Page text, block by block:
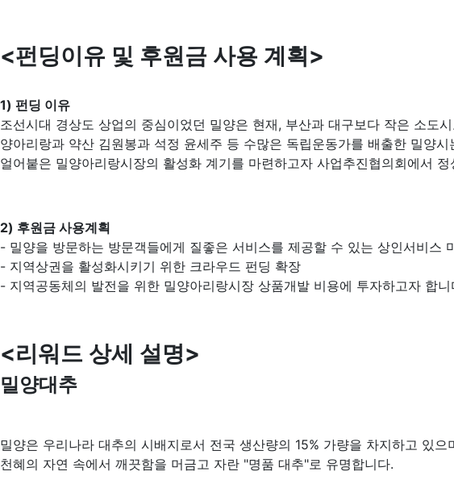
<펀딩이유 및 후원금 사용 계획>
1) 펀딩 이유
조선시대 경상도 상업의 중심이었던 밀양은 현재, 부산과 대구보다 작은 소도
양아리랑과 약산 김원봉과 석정 윤세주 등 수많은 독립운동가를 배출한 밀양
얼어붙은 밀양아리랑시장의 활성화 계기를 마련하고자 사업추진협의회에서
2) 후원금 사용계획
- 밀양을 방문하는 방문객들에게 질좋은 서비스를 제공할 수 있는 상인서비스
- 지역상권을 활성화시키기 위한 크라우드 펀딩 확장
- 지역공동체의 발전을 위한 밀양아리랑시장 상품개발 비용에 투자하고자 합니
<리워드 상세 설명>
밀양대추
밀양은 우리나라 대추의 시배지로서 전국 생산량의 15% 가량을 차지하고 있
천혜의 자연 속에서 깨끗함을 머금고 자란 "명품 대추"로 유명합니다.